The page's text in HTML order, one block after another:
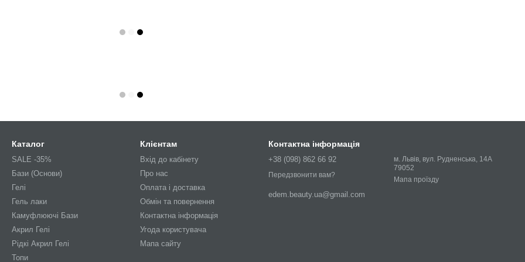
Каталог
SALE -35%
Бази (Основи)
Гелі
Гель лаки
Камуфлюючі Бази
Акрил Гелі
Рідкі Акрил Гелі
Топи
Клієнтам
Вхід до кабінету
Про нас
Оплата і доставка
Обмін та повернення
Контактна інформація
Угода користувача
Мапа сайту
Контактна інформація
+38 (098) 862 66 92
Передзвонити вам?
edem.beauty.ua@gmail.com
м. Львів, вул. Рудненська, 14А
79052
Мапа проїзду